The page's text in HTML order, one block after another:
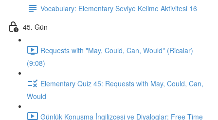
Vocabulary: Elementary Seviye Kelime Aktivitesi 16
45. Gün
Requests with "May, Could, Can, Would" (Ricalar)
(9:08)
Elementary Quiz 45: Requests with May, Could, Can,
Would
Günlük Konuşma İngilizcesi ve Diyaloglar: Free Time